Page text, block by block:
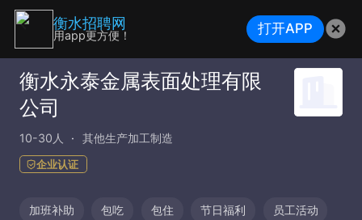
衡水永泰金属表面处理有限
公司
10-30人 其他生产加工制造
企业认证
加班补助 包吃 包住 节日福利 员工活动
衡水招聘网
用app更方便！ 打开APP